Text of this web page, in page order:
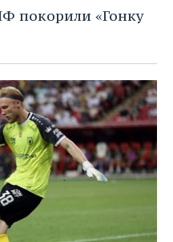
покорили «Гонку